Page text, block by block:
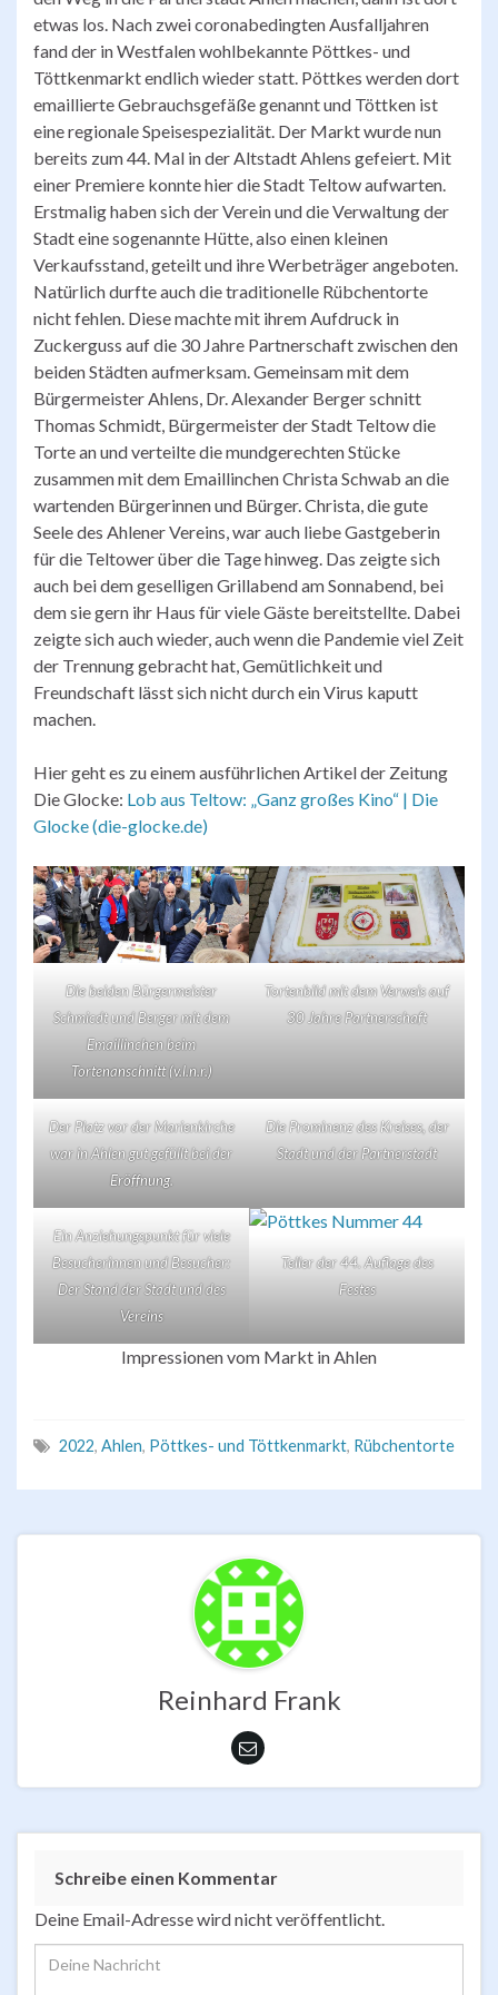
etwas los. Nach zwei coronabedingten Ausfalljahren
fand der in Westfalen wohlbekannte Pöttkes- und
Töttkenmarkt endlich wieder statt. Pöttkes werden dort
emaillierte Gebrauchsgefäße genannt und Töttken ist
eine regionale Speisespezialität. Der Markt wurde nun
bereits zum 44. Mal in der Altstadt Ahlens gefeiert. Mit
einer Premiere konnte hier die Stadt Teltow aufwarten.
Erstmalig haben sich der Verein und die Verwaltung der
Stadt eine sogenannte Hütte, also einen kleinen
Verkaufsstand, geteilt und ihre Werbeträger angeboten.
Natürlich durfte auch die traditionelle Rübchentorte
nicht fehlen. Diese machte mit ihrem Aufdruck in
Zuckerguss auf die 30 Jahre Partnerschaft zwischen den
beiden Städten aufmerksam. Gemeinsam mit dem
Bürgermeister Ahlens, Dr. Alexander Berger schnitt
Thomas Schmidt, Bürgermeister der Stadt Teltow die
Torte an und verteilte die mundgerechten Stücke
zusammen mit dem Emaillinchen Christa Schwab an die
wartenden Bürgerinnen und Bürger. Christa, die gute
Seele des Ahlener Vereins, war auch liebe Gastgeberin
für die Teltower über die Tage hinweg. Das zeigte sich
auch bei dem geselligen Grillabend am Sonnabend, bei
dem sie gern ihr Haus für viele Gäste bereitstellte. Dabei
zeigte sich auch wieder, auch wenn die Pandemie viel Zeit
der Trennung gebracht hat, Gemütlichkeit und
Freundschaft lässt sich nicht durch ein Virus kaputt
machen.
Hier geht es zu einem ausführlichen Artikel der Zeitung
Die Glocke: Lob aus Teltow: „Ganz großes Kino“ | Die
Glocke (die-glocke.de)
Die beiden Bürgermeister
Schmicdt und Berger mit dem
Emaillinchen beim
Tortenanschnitt (v.l.n.r.)
Tortenbild mit dem Verweis auf
30 Jahre Partnerschaft
Der Platz vor der Marienkirche
war in Ahlen gut gefüllt bei der
Eröffnung.
Die Prominenz des Kreises, der
Stadt und der Partnerstadt
Ein Anziehungspunkt für viele
Besucherinnen und Besucher:
Der Stand der Stadt und des
Vereins
Teller der 44. Auflage des
Festes
Impressionen vom Markt in Ahlen
2022, Ahlen, Pöttkes- und Töttkenmarkt, Rübchentorte
Reinhard Frank
Schreibe einen Kommentar
Deine Email-Adresse wird nicht veröffentlicht.